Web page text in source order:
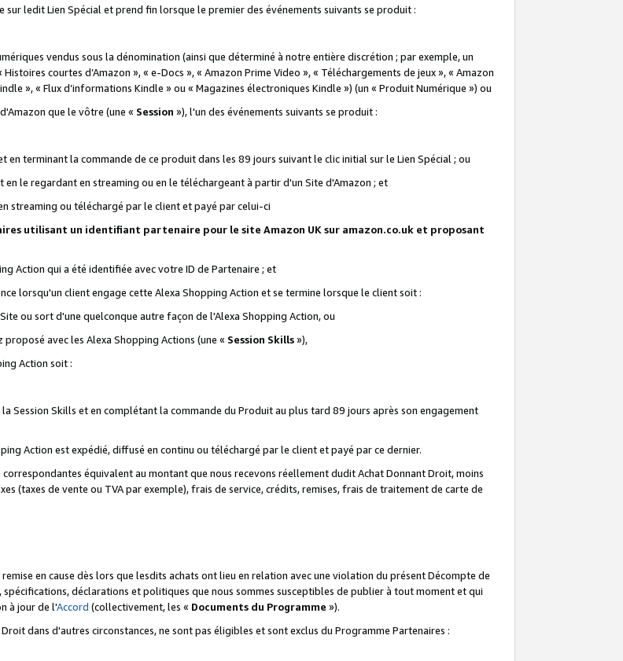
ledit Lien Spécial et prend fin lorsque le premier des événements suivants se produit :
vendus sous la dénomination (ainsi que déterminé à notre entière discrétion ; par exemple, un
courtes d’Amazon », « e-Docs », « Amazon Prime Video », « Téléchargements de jeux », « Amazon
», « Flux d’informations Kindle » ou « Magazines électroniques Kindle ») (un « Produit Numérique ») ou
que le vôtre (une « Session »), l'un des événements suivants se produit :
terminant la commande de ce produit dans les 89 jours suivant le clic initial sur le Lien Spécial ; ou
le regardant en streaming ou en le téléchargeant à partir d'un Site d'Amazon ; et
streaming ou téléchargé par le client et payé par celui-ci
utilisant un identifiant partenaire pour le site Amazon UK sur amazon.co.uk et proposant
Action qui a été identifiée avec votre ID de Partenaire ; et
lorsqu'un client engage cette Alexa Shopping Action et se termine lorsque le client soit :
ou sort d'une quelconque autre façon de l'Alexa Shopping Action, ou
avec les Alexa Shopping Actions (une « Session Skills»),
Action soit :
Session Skills et en complétant la commande du Produit au plus tard 89 jours après son engagement
Action est expédié, diffusé en continu ou téléchargé par le client et payé par ce dernier.
correspondantes équivalent au montant que nous recevons réellement dudit Achat Donnant Droit, moins
(taxes de vente ou TVA par exemple), frais de service, crédits, remises, frais de traitement de carte de
en cause dès lors que lesdits achats ont lieu en relation avec une violation du présent Décompte de
déclarations et politiques que nous sommes susceptibles de publier à tout moment et qui
à jour de l'Accord (collectivement, les « Documents du Programme »).
dans d'autres circonstances, ne sont pas éligibles et sont exclus du Programme Partenaires :